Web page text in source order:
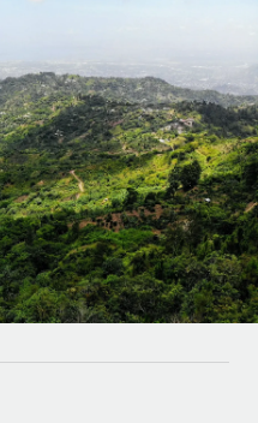
간소화
로벌 HR 및 급여 솔루션
통합